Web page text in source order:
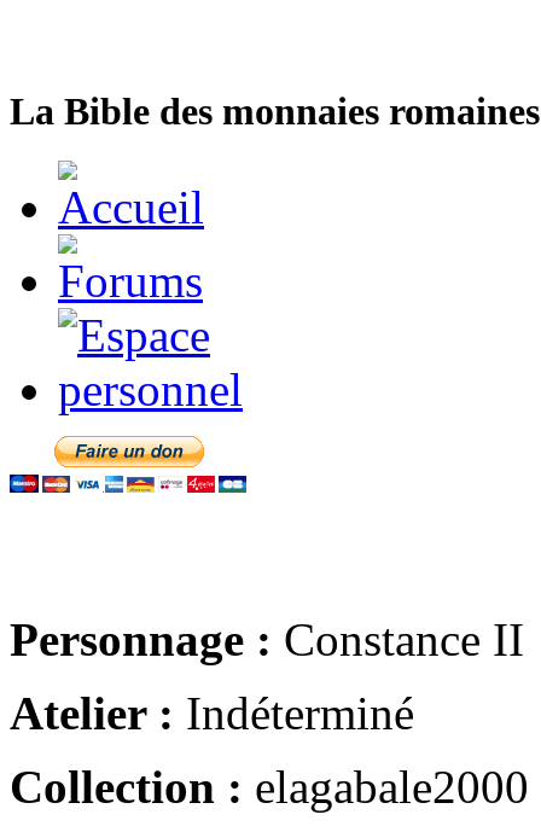
La Bible des monnaies
Personnage : Constance II
Atelier : Indéterminé
Collection : elagabale2000